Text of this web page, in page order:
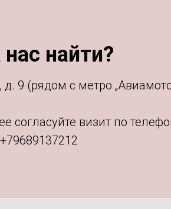
найти?
9 (рядом с метро
согласуйте визит по
+79689137212